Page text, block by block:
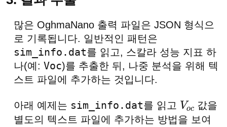
많은 OghmaNano 출력 파일은 JSON 형식으
로 기록됩니다. 일반적인 패턴은
sim_info.dat를 읽고, 스칼라 성능 지표 하
나(예: Voc)를 추출한 뒤, 나중 분석을 위해 텍
스트 파일에 추가하는 것입니다.
아래 예제는 sim_info.dat를 읽고 Voc값을
별도의 텍스트 파일에 추가하는 방법을 보여